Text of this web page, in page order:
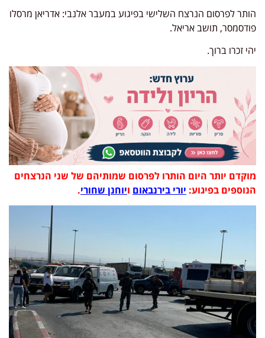
הותר לפרסום הנרצח השלישי בפיגוע במעבר אלנבי: אדריאן מרסלו
פודסמסר, תושב אריאל.
יהי זכרו ברוך.
מוקדם יותר היום הותרו לפרסום שמותיהם של שני הנרצחים
הנוספים בפיגוע: יורי בירנבאום ויוחנן שחורי.